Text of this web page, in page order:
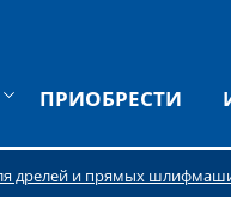
ПРИОБРЕСТИ
дрелей и прямых